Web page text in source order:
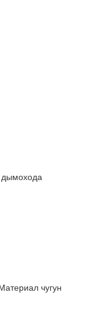
дымохода
чугун